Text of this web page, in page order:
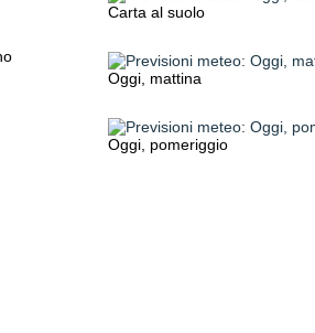
Carta al suolo
Oggi, mattina
Oggi, pomeriggio